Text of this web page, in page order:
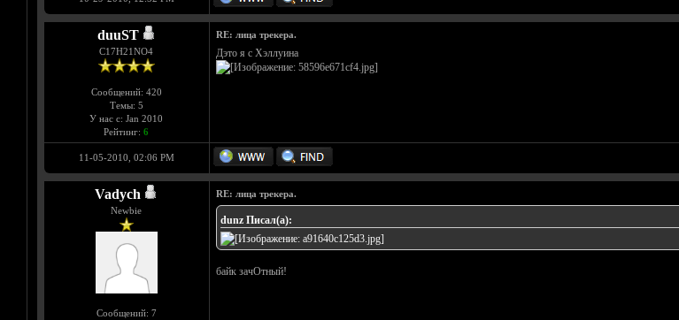
duuST
С17H21NO4
Сообщений: 420
Темы: 5
У нас с: Jan 2010
Рейтинг: 6
RE: лица трекера.
Дэто я с Хэллуина
11-05-2010, 02:06 PM
Vadych
Newbie
Сообщений: 7
RE: лица трекера.
dunz Писал(а):
байк зачОтный!